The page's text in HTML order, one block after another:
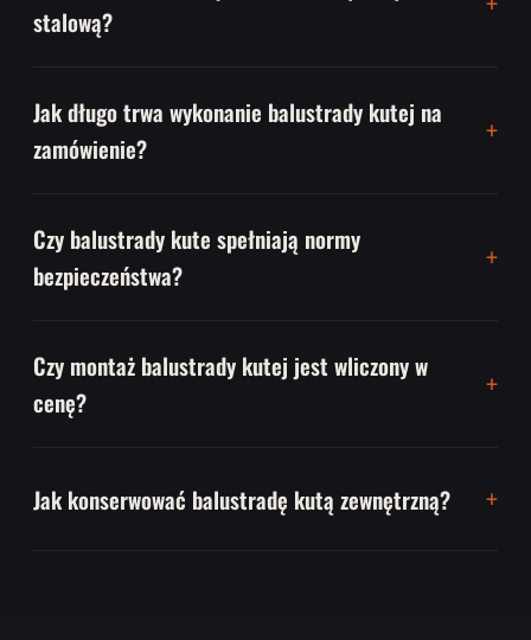
stalową?
Jak długo trwa wykonanie balustrady kutej na
zamówienie?
Czy balustrady kute spełniają normy
bezpieczeństwa?
Czy montaż balustrady kutej jest wliczony w
cenę?
Jak konserwować balustradę kutą zewnętrzną?